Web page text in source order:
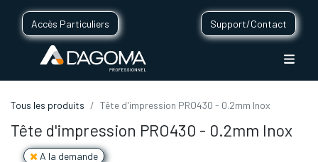
Accès Particuliers Support/Contact
Tous les produits Tête d'impression PRO430 - 0.2mm Inox
Tête d'impression PRO430 - 0.2mm Inox
A la demande